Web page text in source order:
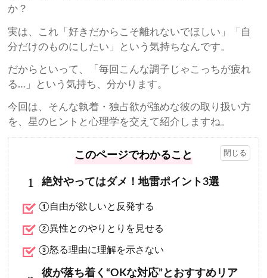
か？
実は、これ「好きだからこそ離れないでほしい」「自
分だけのものにしたい」という気持ちなんです。
だからといって、「毎回こんな調子じゃこっちが疲れ
る…」という気持ち、分かります。
今回は、そんな執着・独占欲が強めな彼の取り扱い方
を、星のヒントと心理学を交えて紹介しますね。
このページでわかること
1 絶対やってはダメ！地雷ポイント3選
①自由が欲しいと反発する
②異性とのやりとりを見せる
③怒る理由に理解を示さない
彼が落ち着く“OKな対応”とおすすめリア